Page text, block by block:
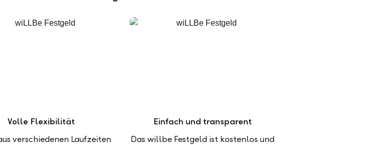
Volle Flexibilität
verschiedenen Laufzeiten
Einfach und transparent
Das willbe Festgeld ist kostenlos und